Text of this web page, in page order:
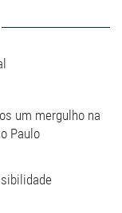
um mergulho na
Paulo